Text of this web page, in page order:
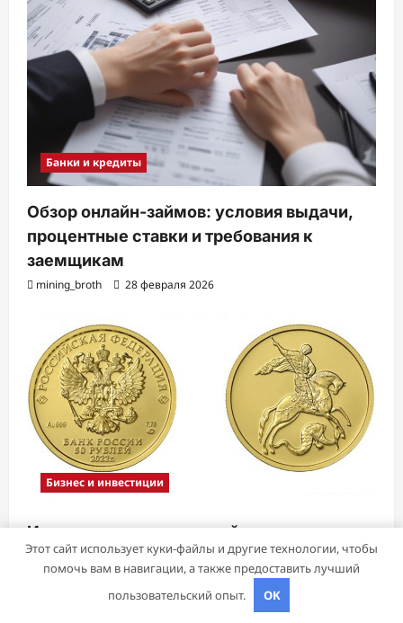
Банки и кредиты
Обзор онлайн-займов: условия выдачи,
процентные ставки и требования к
заемщикам
mining_broth 28 февраля 2026
Бизнес и инвестиции
Инвестирование в российские золотые
монеты: подробное руководство
Этот сайт использует куки-файлы и другие технологии, чтобы
помочь вам в навигации, а также предоставить лучший
пользовательский опыт.
OK